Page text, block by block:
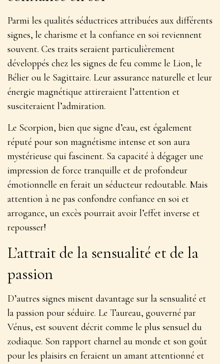
Parmi les qualités séductrices attribuées aux différents
signes, le charisme et la confiance en soi reviennent
souvent. Ces traits seraient particulièrement
développés chez les signes de feu comme le Lion, le
Bélier ou le Sagittaire. Leur assurance naturelle et leur
énergie magnétique attireraient l’attention et
susciteraient l’admiration.
Le Scorpion, bien que signe d’eau, est également
réputé pour son magnétisme intense et son aura
mystérieuse qui fascinent. Sa capacité à dégager une
impression de force tranquille et de profondeur
émotionnelle en ferait un séducteur redoutable. Mais
attention à ne pas confondre confiance en soi et
arrogance, un excès pourrait avoir l’effet inverse et
repousser!
L’attrait de la sensualité et de la
passion
D’autres signes misent davantage sur la sensualité et
la passion pour séduire. Le Taureau, gouverné par
Vénus, est souvent décrit comme le plus sensuel du
zodiaque. Son rapport charnel au monde et son goût
pour les plaisirs en feraient un amant attentionné et